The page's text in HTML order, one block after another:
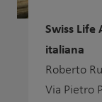
Swiss Life
italiana
Roberto
Via Pietro